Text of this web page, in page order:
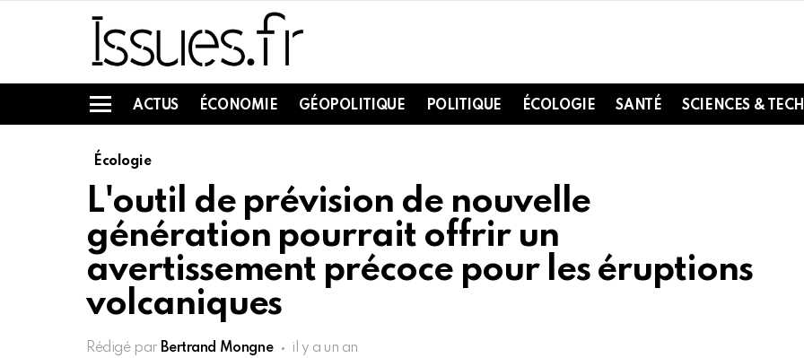
Menu
ACTUS ÉCONOMIE GÉOPOLITIQUE POLITIQUE ÉCOLOGIE SANTÉ SCIENCES & TECH
Écologie
L'outil de prévision de nouvelle
génération pourrait offrir un
avertissement précoce pour les éruptions
volcaniques
Rédigé par Bertrand Mongne il y a un an